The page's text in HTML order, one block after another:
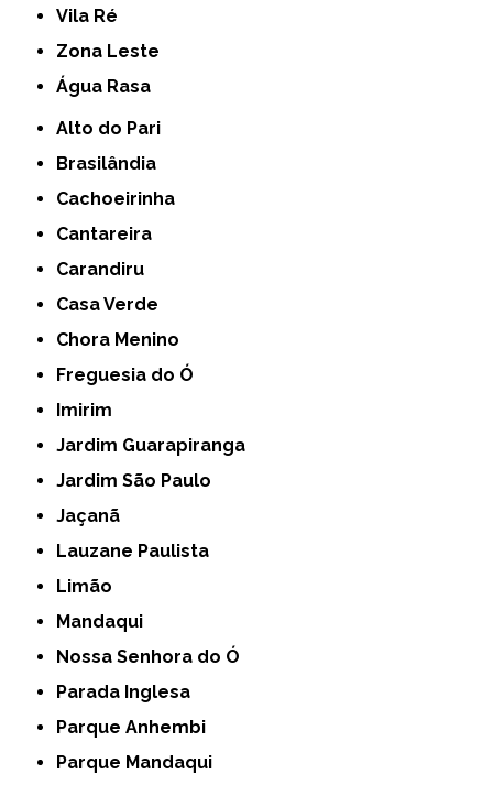
Vila Ré
Zona Leste
Água Rasa
Alto do Pari
Brasilândia
Cachoeirinha
Cantareira
Carandiru
Casa Verde
Chora Menino
Freguesia do Ó
Imirim
Jardim Guarapiranga
Jardim São Paulo
Jaçanã
Lauzane Paulista
Limão
Mandaqui
Nossa Senhora do Ó
Parada Inglesa
Parque Anhembi
Parque Mandaqui